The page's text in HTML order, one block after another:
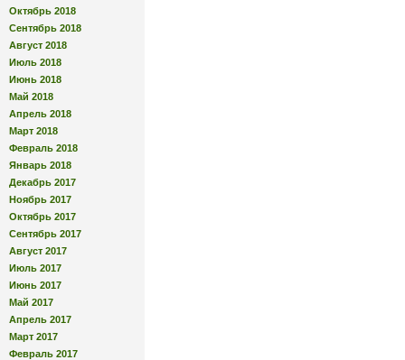
Октябрь 2018
Сентябрь 2018
Август 2018
Июль 2018
Июнь 2018
Май 2018
Апрель 2018
Март 2018
Февраль 2018
Январь 2018
Декабрь 2017
Ноябрь 2017
Октябрь 2017
Сентябрь 2017
Август 2017
Июль 2017
Июнь 2017
Май 2017
Апрель 2017
Март 2017
Февраль 2017